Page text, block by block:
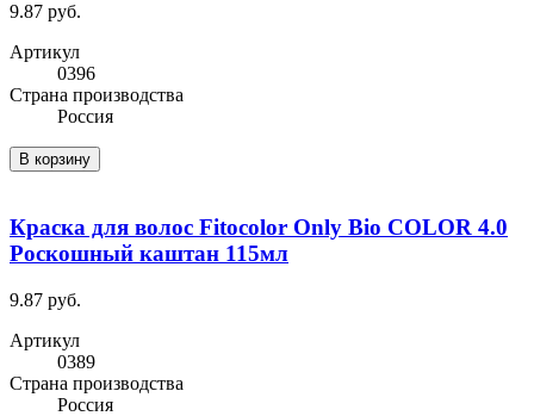
9.87 руб.
Артикул
0396
Cтрана производства
Россия
В корзину
Краска для волос Fitocolor Only Bio COLOR 4.0
Роскошный каштан 115мл
9.87 руб.
Артикул
0389
Cтрана производства
Россия